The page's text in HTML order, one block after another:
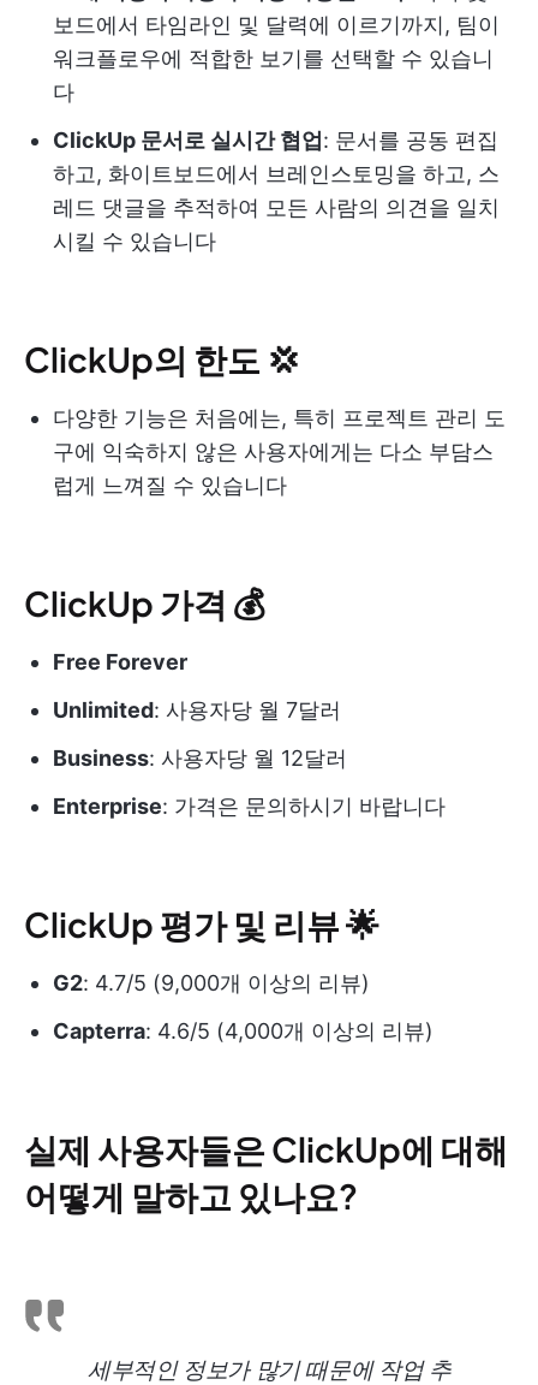
보드에서 타임라인 및 달력에 이르기까지, 팀이
워크플로우에 적합한 보기를 선택할 수 있습니
다
ClickUp 문서로 실시간 협업: 문서를 공동 편집
하고, 화이트보드에서 브레인스토밍을 하고, 스
레드 댓글을 추적하여 모든 사람의 의견을 일치
시킬 수 있습니다
ClickUp의 한도 💢
다양한 기능은 처음에는, 특히 프로젝트 관리 도
구에 익숙하지 않은 사용자에게는 다소 부담스
럽게 느껴질 수 있습니다
ClickUp 가격 💰
Free Forever
Unlimited: 사용자당 월 7달러
Business: 사용자당 월 12달러
Enterprise: 가격은 문의하시기 바랍니다
ClickUp 평가 및 리뷰 🌟
G2: 4.7/5 (9,000개 이상의 리뷰)
Capterra: 4.6/5 (4,000개 이상의 리뷰)
실제 사용자들은 ClickUp에 대해
어떻게 말하고 있나요?
세부적인 정보가 많기 때문에 작업 추